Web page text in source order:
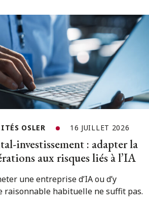
OSLER 16 JUILLET 2026
investissement : adapter la
aux risques liés à l’IA
une entreprise d’IA ou d’y
raisonnable habituelle ne suffit pas.